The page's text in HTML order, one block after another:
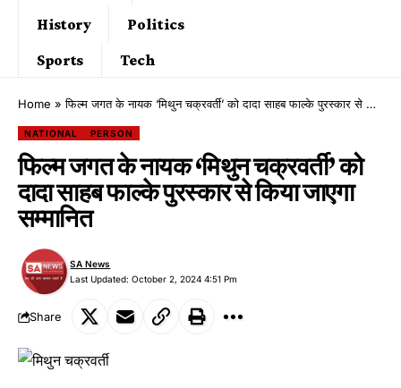
History
Politics
Sports
Tech
Home »फिल्म जगत के नायक ‘मिथुन चक्रवर्ती’ को दादा साहब फाल्के पुरस्कार से किया जाएगा सम्मानित
NATIONAL PERSON
फिल्म जगत के नायक ‘मिथुन चक्रवर्ती’ को
दादा साहब फाल्के पुरस्कार से किया जाएगा
सम्मानित
Last Updated: October 2, 2024 4:51 Pm
SA News
Share